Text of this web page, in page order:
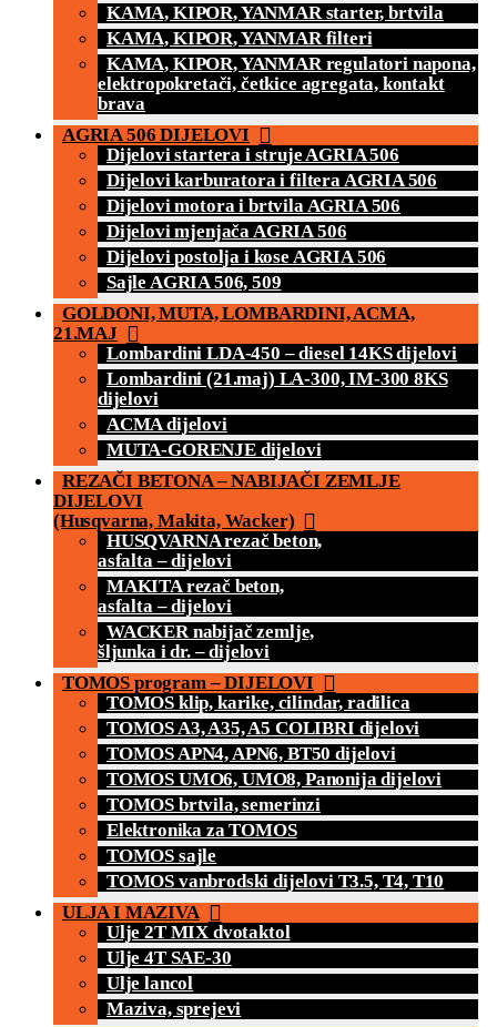
KAMA, KIPOR, YANMAR starter, brtvila
KAMA, KIPOR, YANMAR filteri
KAMA, KIPOR, YANMAR regulatori napona,
elektropokretači, četkice agregata, kontakt
brava
AGRIA 506 DIJELOVI
Dijelovi startera i struje AGRIA 506
Dijelovi karburatora i filtera AGRIA 506
Dijelovi motora i brtvila AGRIA 506
Dijelovi mjenjača AGRIA 506
Dijelovi postolja i kose AGRIA 506
Sajle AGRIA 506, 509
GOLDONI, MUTA, LOMBARDINI, ACMA,
21.MAJ
Lombardini LDA-450 – diesel 14KS dijelovi
Lombardini (21.maj) LA-300, IM-300 8KS
dijelovi
ACMA dijelovi
MUTA-GORENJE dijelovi
REZAČI BETONA – NABIJAČI ZEMLJE
DIJELOVI
(Husqvarna, Makita, Wacker)
HUSQVARNA rezač beton,
asfalta – dijelovi
MAKITA rezač beton,
asfalta – dijelovi
WACKER nabijač zemlje,
šljunka i dr. – dijelovi
TOMOS program – DIJELOVI
TOMOS klip, karike, cilindar, radilica
TOMOS A3, A35, A5 COLIBRI dijelovi
TOMOS APN4, APN6, BT50 dijelovi
TOMOS UMO6, UMO8, Panonija dijelovi
TOMOS brtvila, semerinzi
Elektronika za TOMOS
TOMOS sajle
TOMOS vanbrodski dijelovi T3.5, T4, T10
ULJA I MAZIVA
Ulje 2T MIX dvotaktol
Ulje 4T SAE-30
Ulje lancol
Maziva, sprejevi